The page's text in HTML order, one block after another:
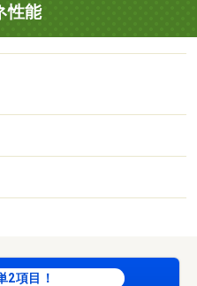
代 60000円
性能
2項目！